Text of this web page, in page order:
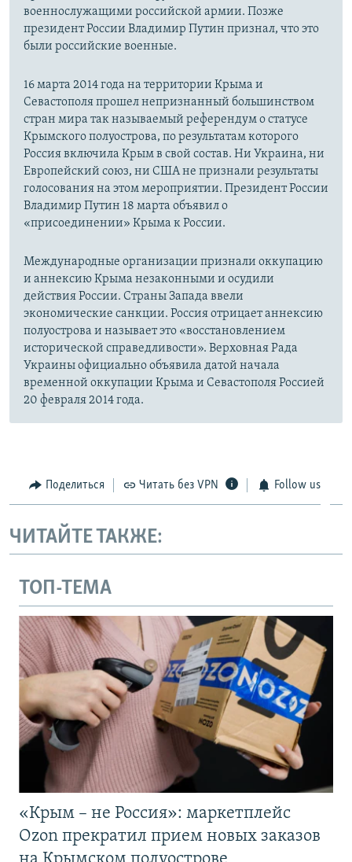
военнослужащими российской армии. Позже
президент России Владимир Путин признал, что это
были российские военные.
16 марта 2014 года на территории Крыма и
Севастополя прошел непризнанный большинством
стран мира так называемый референдум о статусе
Крымского полуострова, по результатам которого
Россия включила Крым в свой состав. Ни Украина, ни
Европейский союз, ни США не признали результаты
голосования на этом мероприятии. Президент России
Владимир Путин 18 марта объявил о
«присоединении» Крыма к России.
Международные организации признали оккупацию
и аннексию Крыма незаконными и осудили
действия России. Страны Запада ввели
экономические санкции. Россия отрицает аннексию
полуострова и называет это «восстановлением
исторической справедливости». Верховная Рада
Украины официально объявила датой начала
временной оккупации Крыма и Севастополя Россией
20 февраля 2014 года.
Поделиться Читать без VPN Follow us
ЧИТАЙТЕ ТАКЖЕ:
ТОП-ТЕМА
«Крым – не Россия»: маркетплейс
Ozon прекратил прием новых заказов